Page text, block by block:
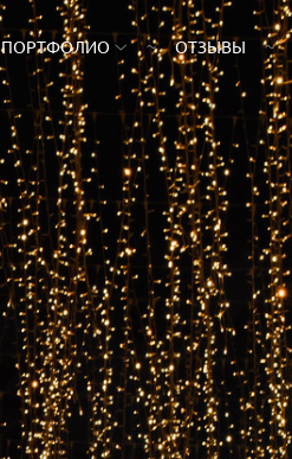
ПОРТФОЛИО ОТЗЫВЫ